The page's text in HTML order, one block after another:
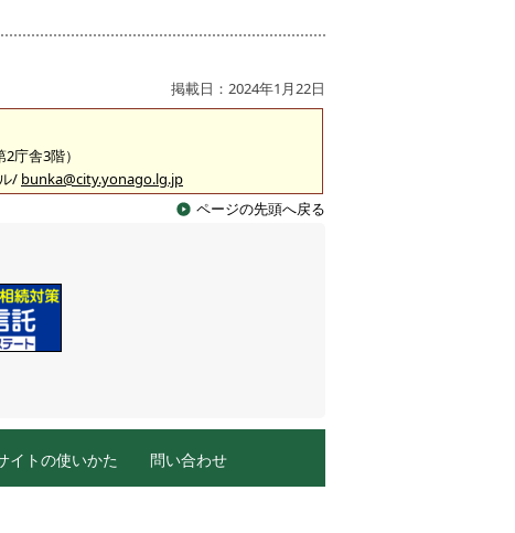
掲載日：2024年1月22日
庁舎3階）
/ bunka@city.yonago.lg.jp
ページの先頭へ戻る
イトの使いかた 問い合わせ